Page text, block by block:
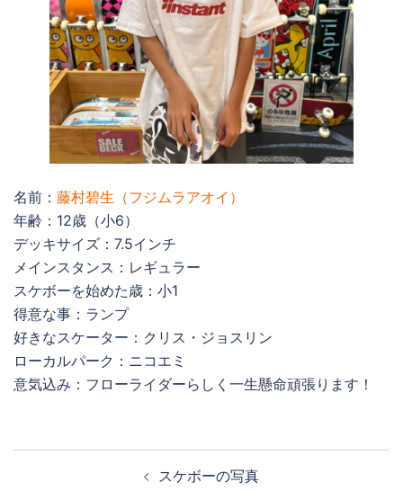
名前： 藤村碧生（フジムラアオイ）
年齢：12歳（小6）
デッキサイズ：7.5インチ
メインスタンス：レギュラー
スケボーを始めた歳：小1
得意な事：ランプ
好きなスケーター：クリス・ジョスリン
ローカルパーク：ニコエミ
意気込み：フローライダーらしく一生懸命頑張ります！
スケボーの写真